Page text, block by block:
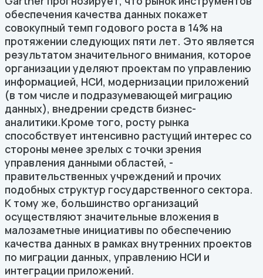
обеспечения качества данных покажет
совокупный темп годового роста в 14% на
протяжении следующих пяти лет. Это является
результатом значительного внимания, которое
организации уделяют проектам по управлению
информацией, НСИ, модернизации приложений
(в том числе и подразумевающей миграцию
данных), внедрении средств бизнес-
аналитики.Кроме того, росту рынка
способствует интенсивно растущий интерес со
стороны менее зрелых с точки зрения
управления данными областей, -
правительственных учреждений и прочих
подобных структур государственного сектора.
К тому же, большинство организаций
осуществляют значительные вложения в
малозаметные инициативы по обеспечению
качества данных в рамках внутренних проектов
по миграции данных, управлению НСИ и
интеграции приложений.